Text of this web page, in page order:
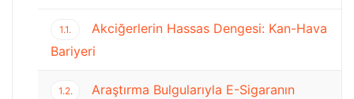
1.1.
Akciğerlerin Hassas Dengesi: Kan-Hava
Bariyeri
1.2.
Araştırma Bulgularıyla E-Sigaranın